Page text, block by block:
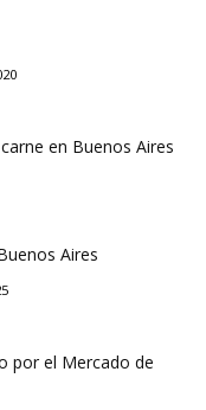
en Buenos Aires
Aires
por el Mercado de